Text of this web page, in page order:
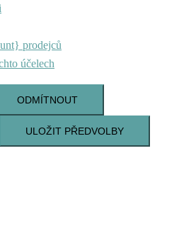
prodejců
účelech
ODMÍTNOUT
ULOŽIT PŘEDVOLBY